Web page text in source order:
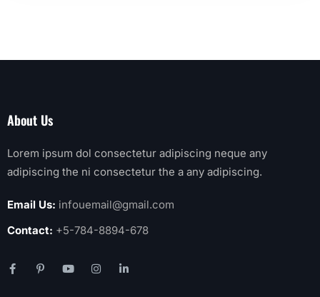
About Us
Lorem ipsum dol consectetur adipiscing neque any
adipiscing the ni consectetur the a any adipiscing.
Email Us: infouemail@gmail.com
Contact: +5-784-8894-678